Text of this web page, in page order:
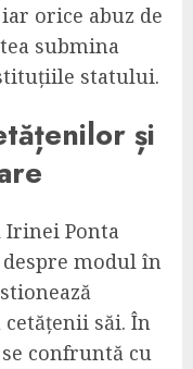
orice abuz de
submina
statului.
și
Irinei Ponta
modul în
săi. În
confruntă cu